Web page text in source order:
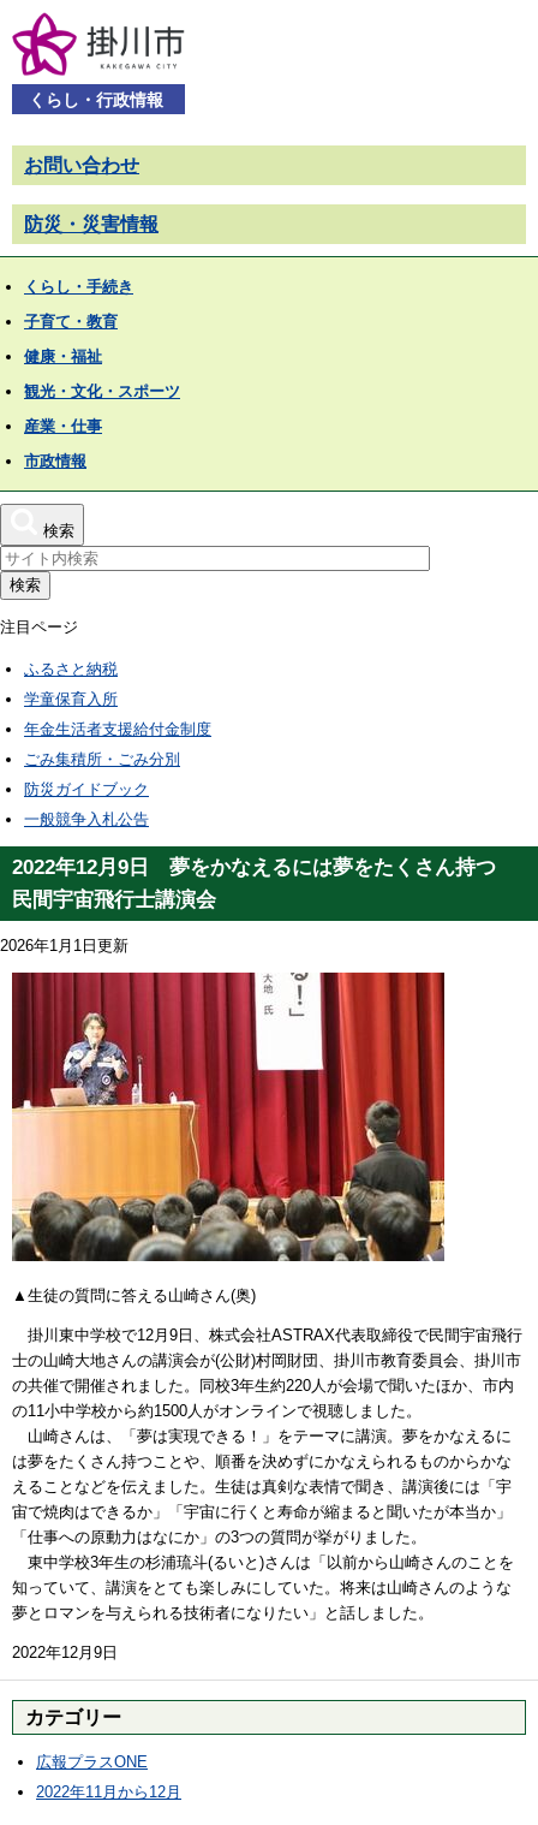
くらし・行政情報
お問い合わせ
防災・災害情報
くらし・手続き
子育て・教育
健康・福祉
観光・文化・スポーツ
産業・仕事
市政情報
検索
検索
注目ページ
ふるさと納税
学童保育入所
年金生活者支援給付金制度
ごみ集積所・ごみ分別
防災ガイドブック
一般競争入札公告
2022年12月9日 夢をかなえるには夢をたくさん持つ
民間宇宙飛行士講演会
2026年1月1日更新
▲生徒の質問に答える山崎さん(奥)
掛川東中学校で12月9日、株式会社ASTRAX代表取締役で民間宇宙飛行
士の山崎大地さんの講演会が(公財)村岡財団、掛川市教育委員会、掛川市
の共催で開催されました。同校3年生約220人が会場で聞いたほか、市内
の11小中学校から約1500人がオンラインで視聴しました。
山崎さんは、「夢は実現できる！」をテーマに講演。夢をかなえるに
は夢をたくさん持つことや、順番を決めずにかなえられるものからかな
えることなどを伝えました。生徒は真剣な表情で聞き、講演後には「宇
宙で焼肉はできるか」「宇宙に行くと寿命が縮まると聞いたが本当か」
「仕事への原動力はなにか」の3つの質問が挙がりました。
東中学校3年生の杉浦琉斗(るいと)さんは「以前から山崎さんのことを
知っていて、講演をとても楽しみにしていた。将来は山崎さんのような
夢とロマンを与えられる技術者になりたい」と話しました。
2022年12月9日
カテゴリー
広報プラスONE
2022年11月から12月